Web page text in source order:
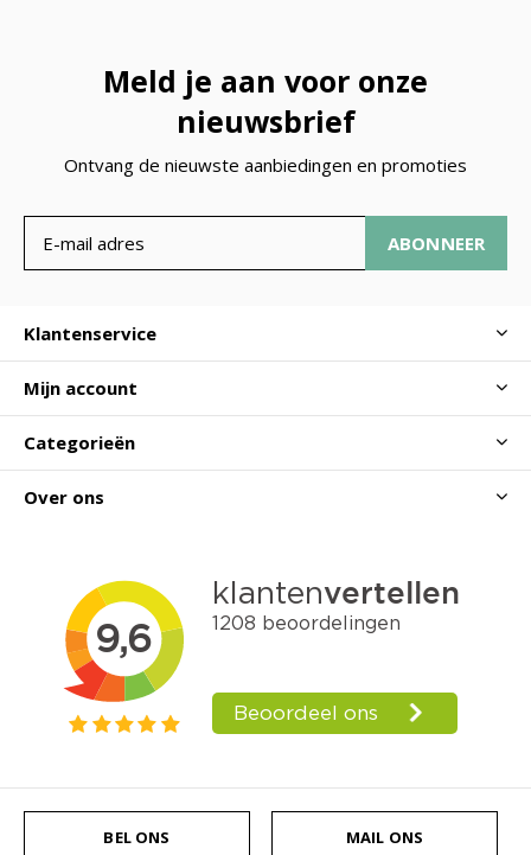
Meld je aan voor onze
nieuwsbrief
Ontvang de nieuwste aanbiedingen en promoties
ABONNEER
Klantenservice
Mijn account
Categorieën
Over ons
BEL ONS MAIL ONS